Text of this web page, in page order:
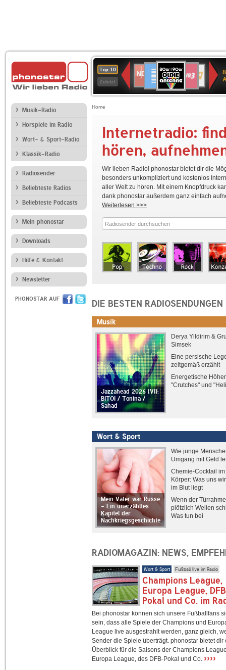
Top 10
Zuletzt
Deutschlandfunk
80er
90er
OLDIE
ANTENNE
SWR3
SWR
Kultur
NDR
2
Musik-Radio
Hörspiele im Radio
Wort- & Sport-Radio
Klassik-Radio
Radiosender
Beliebteste Radios
Beliebteste Podcasts
Mein phonostar
Downloads
Hilfe & Kontakt
Newsletter
PHONOSTAR AUF
Home
Internetradio:
hören,
Wir lieben Radio! phonostar bietet dir die
besonders unkompliziert und kostenlos
aller Welt zu hören. Mit einem Knopfdruck
dank phonostar außerdem ganz einfach
Weiterlesen >>>
hr2-
kultur
NDR
RADIO
BOB!
Bayern
Deutschlandfunk 80er
90er
OLDIE
ANTENNE
WDR
4
BR-
KLASSIK
DIE BESTEN RADIOSENDUNGEN
Musik
Jazzahead 2026 (VI):
BITOI / Tonina /
Sahad
Derya Yildirim &
Simsek
Eine persische
zeitgemäß erzählt
Energetische
"Crutches" und
Wort & Sport
Mein Vater war Russe
- Ein unerzähltes
Kapitel der
Nachkriegsgeschichte
Wie junge
Umgang mit Geld
Chemie-Cocktail im
Körper: Was uns
im Blut liegt
Wenn der
plötzlich Wellen
Was tun bei
RADIOMAGAZIN: NEWS,
Wort & Sport Fußball live im Radio
Champions League,
Europa League,
Pokal und Co. im
Bei phonostar können sich unsere Fußballfans
sein, dass alle Spiele der Champions und
League live ausgestrahlt werden, ganz gleich,
Sender die Spiele überträgt. phonostar bietet dir
Überblick für die Saisons der Champions
Europa League, des DFB-Pokal und Co. ››››